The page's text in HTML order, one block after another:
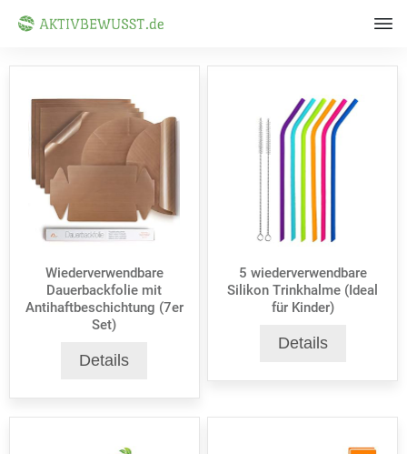
Wiederverwendbare
Dauerbackfolie mit
Antihaftbeschichtung (7er
Set)
Details
5 wiederverwendbare
Silikon Trinkhalme (Ideal
für Kinder)
Details